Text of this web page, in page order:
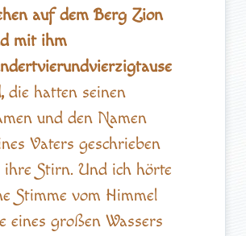
auf dem Berg Zion
mit ihm
die hatten seinen
und den Namen
Vaters geschrieben
ihre Stirn. Und ich hörte
Stimme vom Himmel
eines großen Wassers